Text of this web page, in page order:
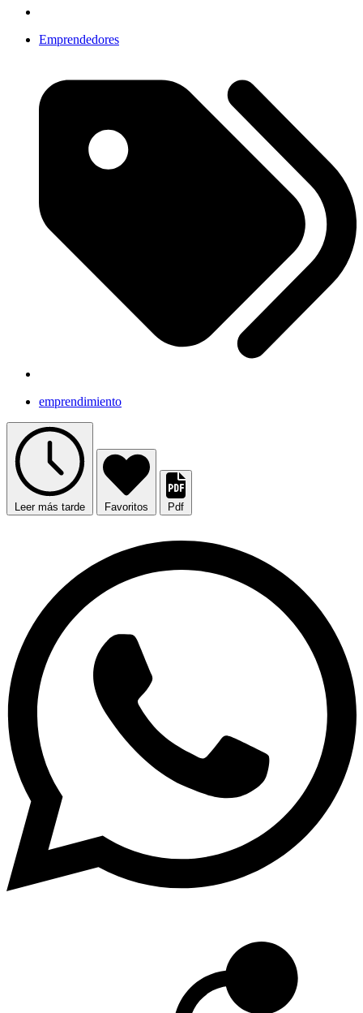
Emprendedores
emprendimiento
Leer más tarde Favoritos Pdf